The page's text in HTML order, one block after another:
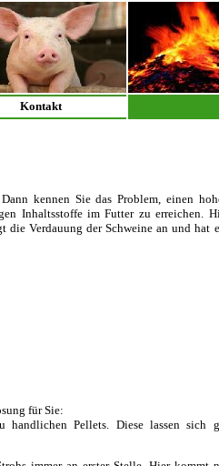
Kontakt
kennen Sie das Problem, einen
Inhaltsstoffe im Futter zu erreichen.
die Verdauung der Schweine an und hat
für Sie:
handlichen Pellets. Diese lassen sich